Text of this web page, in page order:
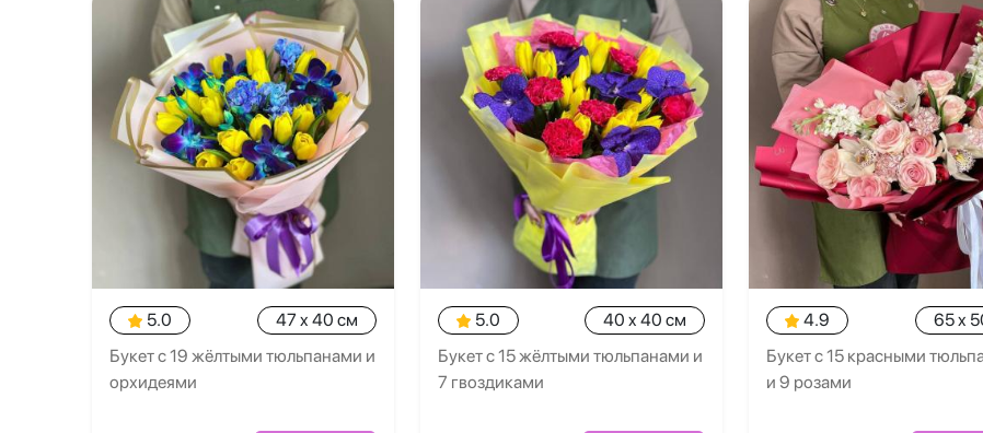
5.0
47 x 40 см
Букет с 19 жёлтыми тюльпанами и
орхидеями
5.0
40 x 40 см
Букет с 15 жёлтыми тюльпанами и
7 гвоздиками
4.9
65 x
Букет с 15 красными
и 9 розами